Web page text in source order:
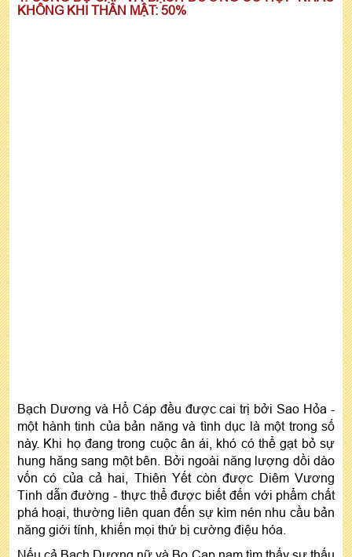
KHÔNG KHI THÂN MẬT: 50%
Bạch Dương và Hổ Cáp đều được cai trị bởi Sao Hỏa -
một hành tinh của bản năng và tình dục là một trong số
này. Khi họ đang trong cuộc ân ái, khó có thể gạt bỏ sự
hung hăng sang một bên. Bởi ngoài năng lượng dồi dào
vốn có của cả hai, Thiên Yết còn được Diêm Vương
Tinh dẫn đường - thực thể được biết đến với phẩm chất
phá hoại, thường liên quan đến sự kìm nén nhu cầu bản
năng giới tính, khiến mọi thứ bị cường điệu hóa.